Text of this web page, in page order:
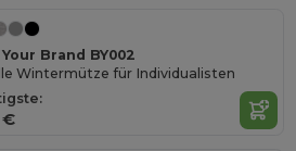
Brand BY002
Wintermütze für Individualisten
€